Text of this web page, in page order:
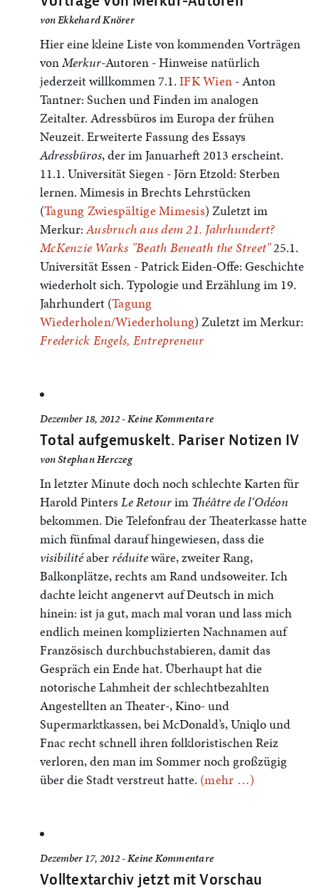
vonEkkehard Knörer
Hier eine kleine Liste von kommenden Vorträgen
vonMerkur-Autoren - Hinweise natürlich
jederzeit willkommen 7.1. IFK Wien - Anton
Tantner: Suchen und Finden im analogen
Zeitalter. Adressbüros im Europa der frühen
Neuzeit. Erweiterte Fassung des Essays
Adressbüros, der im Januarheft 2013 erscheint.
11.1. Universität Siegen - Jörn Etzold: Sterben
lernen. Mimesis in Brechts Lehrstücken
(Tagung Zwiespältige Mimesis) Zuletzt im
Merkur:Ausbruch aus dem 21. Jahrhundert?
McKenzie Warks "Beath Beneath the Street"25.1.
Universität Essen - Patrick Eiden-Offe: Geschichte
wiederholt sich. Typologie und Erzählung im 19.
Jahrhundert (Tagung
Wiederholen/Wiederholung) Zuletzt im Merkur:
Frederick Engels, Entrepreneur
Dezember 18, 2012 -Keine Kommentare
Total aufgemuskelt. Pariser Notizen IV
vonStephan Herczeg
In letzter Minute doch noch schlechte Karten für
Harold Pinters Le Retourim Théâtre de l‘Odéon
bekommen. Die Telefonfrau der Theaterkasse hatte
mich fünfmal darauf hingewiesen, dass die
visibilitéaber réduitewäre, zweiter Rang,
Balkonplätze, rechts am Rand undsoweiter. Ich
dachte leicht angenervt auf Deutsch in mich
hinein: ist ja gut, mach mal voran und lass mich
endlich meinen komplizierten Nachnamen auf
Französisch durchbuchstabieren, damit das
Gespräch ein Ende hat. Überhaupt hat die
notorische Lahmheit der schlechtbezahlten
Angestellten an Theater-, Kino- und
Supermarktkassen, bei McDonald’s, Uniqlo und
Fnac recht schnell ihren folkloristischen Reiz
verloren, den man im Sommer noch großzügig
über die Stadt verstreut hatte. (mehr …)
Dezember 17, 2012 -Keine Kommentare
Volltextarchiv jetzt mit Vorschau